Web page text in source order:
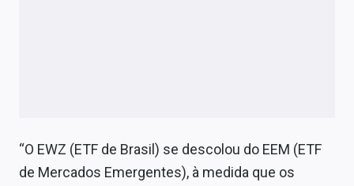
“O EWZ (ETF de Brasil) se descolou do EEM (ETF
de Mercados Emergentes), à medida que os